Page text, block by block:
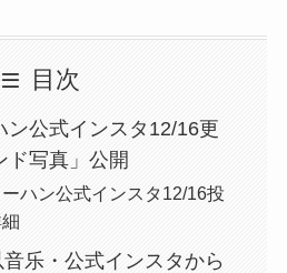
目次
ン公式インスタ12/16更
ド写真」公開
ハン公式インスタ12/16投
乐・公式インスタから